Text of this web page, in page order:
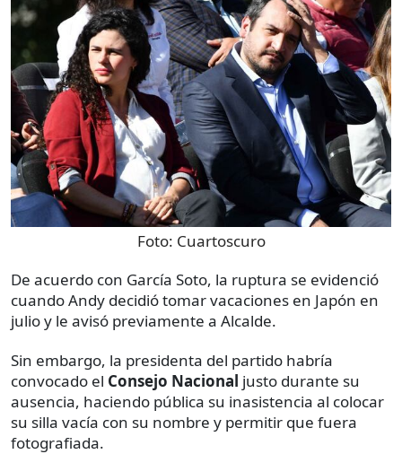
Foto: Cuartoscuro
De acuerdo con García Soto, la ruptura se evidenció
cuando Andy decidió tomar vacaciones en Japón en
julio y le avisó previamente a Alcalde.
Sin embargo, la presidenta del partido habría
convocado el Consejo Nacional justo durante su
ausencia, haciendo pública su inasistencia al colocar
su silla vacía con su nombre y permitir que fuera
fotografiada.